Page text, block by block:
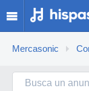
Mercasonic